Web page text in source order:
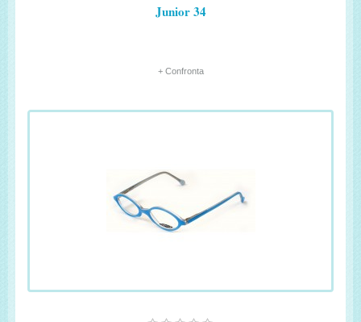
Junior 34
+ Confronta